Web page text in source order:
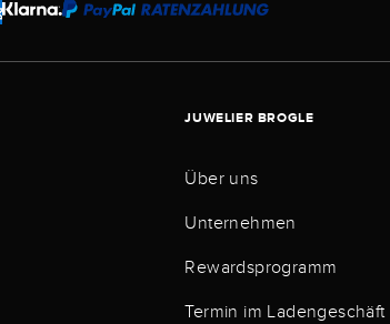
JUWELIER BROGLE
Über uns
Unternehmen
Rewardsprogramm
Termin im Ladengeschäft